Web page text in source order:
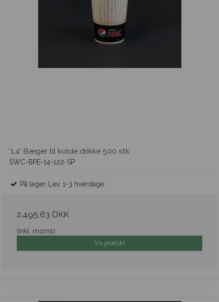
'1,4' Bæger til kolde drikke 500 stk
SWC-BPE-14-122-SP
På lager. Lev. 1-3 hverdage.
2.495,63 DKK
(inkl. moms)
Vis produkt